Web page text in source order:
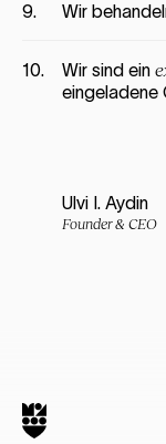
9. Wir
10. Wir sind ein
eingeladene
Ulvi I. Aydin
Founder & CEO